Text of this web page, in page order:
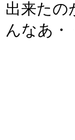
出来たの
んなあ・